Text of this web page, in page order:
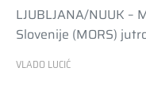
LJUBLJANA/NUUK –
Slovenije (MORS)
VLADO LUCIĆ